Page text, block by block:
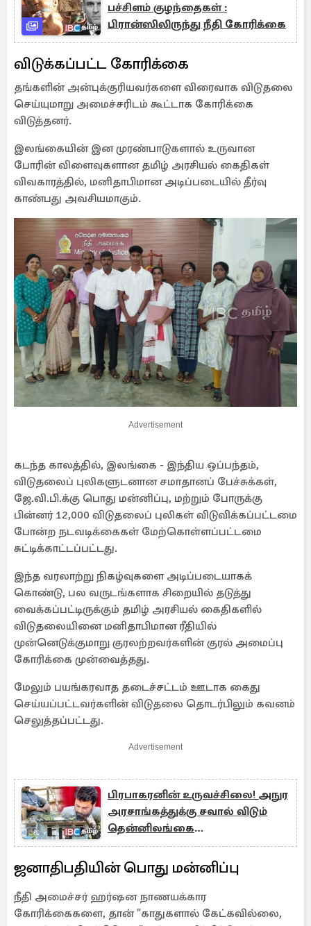
பச்சிளம் குழந்தைகள் :
பிரான்ஸிலிருந்து நீதி கோரிக்கை
விடுக்கப்பட்ட கோரிக்கை
தங்களின் அன்புக்குரியவர்களை விரைவாக விடுதலை
செய்யுமாறு அமைச்சரிடம் கூட்டாக கோரிக்கை
விடுத்தனர்.
இலங்கையின் இன முரண்பாடுகளால் உருவான
போரின் விளைவுகளான தமிழ் அரசியல் கைதிகள்
விவகாரத்தில், மனிதாபிமான அடிப்படையில் தீர்வு
காண்பது அவசியமாகும்.
Advertisement
கடந்த காலத்தில், இலங்கை - இந்திய ஒப்பந்தம்,
விடுதலைப் புலிகளுடனான சமாதானப் பேச்சுக்கள்,
ஜே.வி.பி.க்கு பொது மன்னிப்பு, மற்றும் போருக்கு
பின்னர் 12,000 விடுதலைப் புலிகள் விடுவிக்கப்பட்டமை
போன்ற நடவடிக்கைகள் மேற்கொள்ளப்பட்டமை
சுட்டிக்காட்டப்பட்டது.
இந்த வரலாற்று நிகழ்வுகளை அடிப்படையாகக்
கொண்டு, பல வருடங்களாக சிறையில் தடுத்து
வைக்கப்பட்டிருக்கும் தமிழ் அரசியல் கைதிகளில்
விடுதலையினை மனிதாபிமான ரீதியில்
முன்னெடுக்குமாறு குரலற்றவர்களின் குரல் அமைப்பு
கோரிக்கை முன்வைத்தது.
மேலும் பயங்கரவாத தடைச்சட்டம் ஊடாக கைது
செய்யப்பட்டவர்களின் விடுதலை தொடர்பிலும் கவனம்
செலுத்தப்பட்டது.
Advertisement
பிரபாகரனின் உருவச்சிலை! அநுர
அரசாங்கத்துக்கு சவால் விடும்
தென்னிலங்கை
அரசியல்வாதிகள்
ஜனாதிபதியின் பொது மன்னிப்பு
நீதி அமைச்சர் ஹர்ஷன நாணயக்கார
கோரிக்கைகளை, தான் "காதுகளால் கேட்கவில்லை,